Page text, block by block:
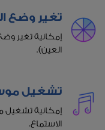
تغير وضع
إمكانية تغير
العين).
تشغيل
إمكانية تشغيل
الاستماع.